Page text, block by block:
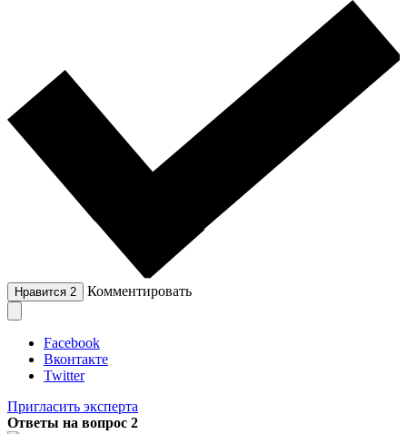
Нравится 2 Комментировать
Facebook
Вконтакте
Twitter
Пригласить эксперта
Ответы на вопрос 2